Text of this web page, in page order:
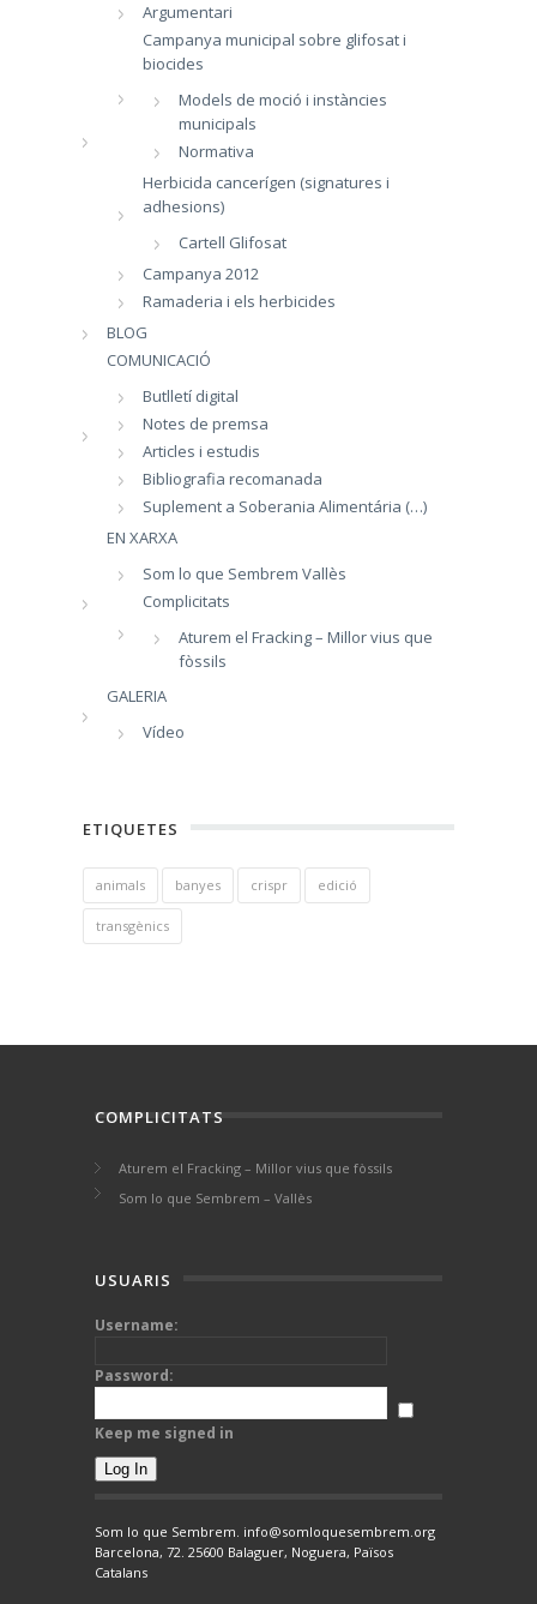
Argumentari
Campanya municipal sobre glifosat i
biocides
Models de moció i instàncies
municipals
Normativa
Herbicida cancerígen (signatures i
adhesions)
Cartell Glifosat
Campanya 2012
Ramaderia i els herbicides
BLOG
COMUNICACIÓ
Butlletí digital
Notes de premsa
Articles i estudis
Bibliografia recomanada
Suplement a Soberania Alimentária (…)
EN XARXA
Som lo que Sembrem Vallès
Complicitats
Aturem el Fracking – Millor vius que
fòssils
GALERIA
Vídeo
ETIQUETES
animals banyes crispr edició
transgènics
COMPLICITATS
Aturem el Fracking – Millor vius que fòssils
Som lo que Sembrem – Vallès
USUARIS
Username:
Password:
Keep me signed in
Log In
Som lo que Sembrem. info@somloquesembrem.org
Barcelona, 72. 25600 Balaguer, Noguera, Països
Catalans